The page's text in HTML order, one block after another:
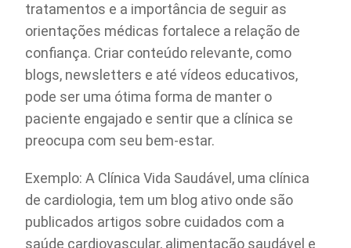
tratamentos e a importância de seguir as
orientações médicas fortalece a relação de
confiança. Criar conteúdo relevante, como
blogs, newsletters e até vídeos educativos,
pode ser uma ótima forma de manter o
paciente engajado e sentir que a clínica se
preocupa com seu bem-estar.
Exemplo: A Clínica Vida Saudável, uma clínica
de cardiologia, tem um blog ativo onde são
publicados artigos sobre cuidados com a
saúde cardiovascular, alimentação saudável e